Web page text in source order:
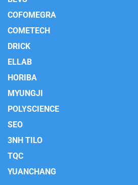
COFOMEGRA
COMETECH
DRICK
ELLAB
HORIBA
MYUNGJI
POLYSCIENCE
SEO
3NH TILO
TQC
YUANCHANG